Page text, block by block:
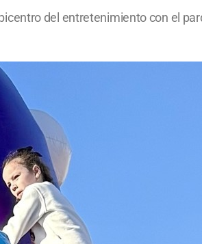
del entretenimiento con el